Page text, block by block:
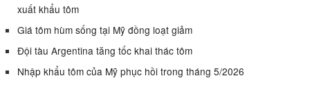
xuất khẩu tôm
Giá tôm hùm sống tại Mỹ đồng loạt giảm
Đội tàu Argentina tăng tốc khai thác tôm
Nhập khẩu tôm của Mỹ phục hồi trong tháng 5/2026